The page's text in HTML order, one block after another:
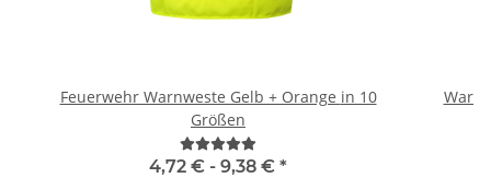
Feuerwehr Warnweste Gelb + Orange in 10
Größen
4,72 € - 9,38 € *